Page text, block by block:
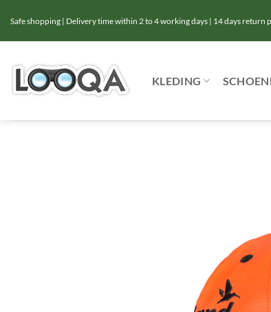
naar
inhoud
Safe shopping | Delivery time within 2 to 4 working days | 14 days return
KLEDING